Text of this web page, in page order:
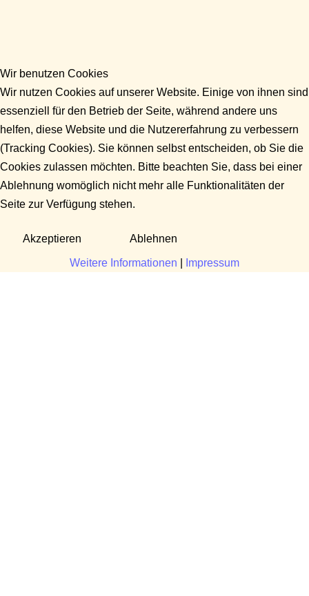
Wir benutzen Cookies
Wir nutzen Cookies auf unserer Website. Einige von ihnen sind
essenziell für den Betrieb der Seite, während andere uns
helfen, diese Website und die Nutzererfahrung zu verbessern
(Tracking Cookies). Sie können selbst entscheiden, ob Sie die
Cookies zulassen möchten. Bitte beachten Sie, dass bei einer
Ablehnung womöglich nicht mehr alle Funktionalitäten der
Seite zur Verfügung stehen.
Akzeptieren Ablehnen
Weitere Informationen Impressum